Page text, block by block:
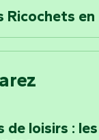
dans le
Ricochets
de loisirs :